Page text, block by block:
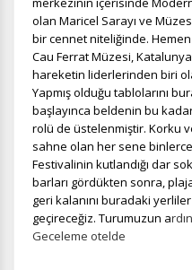
Pazarlama Çerezleri
Size ve ilgi alanlarınıza
kullanılır. Kapatırsanız
edersiniz, ancak daha az
olan Maricel Sarayı ve
bir cennet niteliğinde. Hemen
Cau Ferrat Müzesi,
hareketin liderlerinden biri
Yapmış olduğu tablolarını
başlayınca beldenin bu
rolü de üstelenmiştir. Korku
sahne olan her sene
Festivalinin kutlandığı dar
barları gördükten sonra,
geri kalanını buradaki
geçireceğiz. Turumuzun a
Geceleme otelde